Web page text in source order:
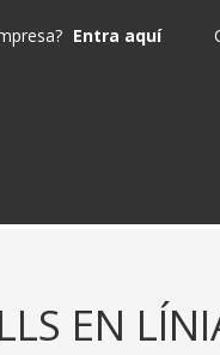
Entra aquí
EN